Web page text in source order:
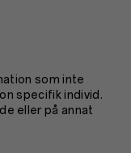
som inte
specifik individ.
eller på annat